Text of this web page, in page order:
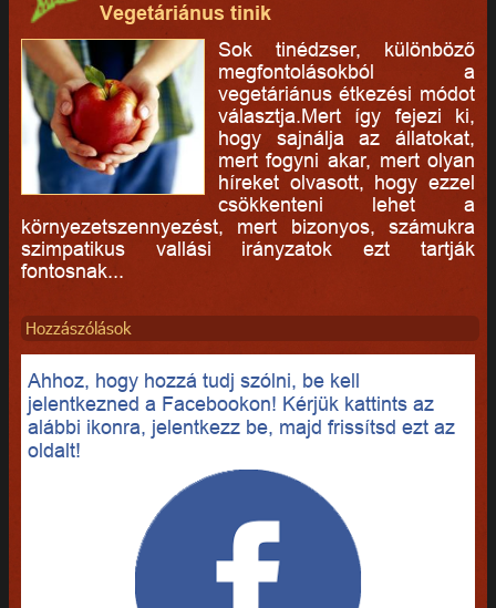
Vegetáriánus tinik
Sok tinédzser, különböző
megfontolásokból a
vegetáriánus étkezési módot
választja.Mert így fejezi ki,
hogy sajnálja az állatokat,
mert fogyni akar, mert olyan
híreket olvasott, hogy ezzel
csökkenteni lehet a
környezetszennyezést, mert bizonyos, számukra
szimpatikus vallási irányzatok ezt tartják
fontosnak...
Hozzászólások
Ahhoz, hogy hozzá tudj szólni, be kell
jelentkezned a Facebookon! Kérjük kattints az
alábbi ikonra, jelentkezz be, majd frissítsd ezt az
oldalt!